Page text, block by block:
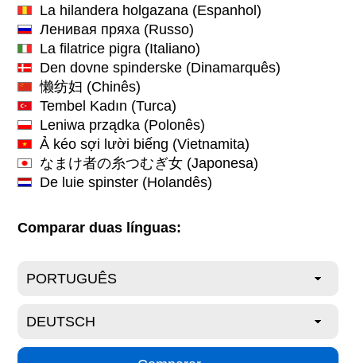
La hilandera holgazana (Espanhol)
Ленивая пряха (Russo)
La filatrice pigra (Italiano)
Den dovne spinderske (Dinamarquês)
懒纺妇 (Chinês)
Tembel Kadın (Turca)
Leniwa prządka (Polonês)
Ả kéo sợi lười biếng (Vietnamita)
なまけ者の糸つむぎ女 (Japonesa)
De luie spinster (Holandês)
Comparar duas línguas: